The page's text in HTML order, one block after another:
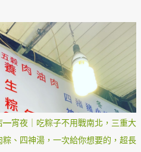
—宵夜｜吃粽子不用戰南北，三重大
粽、四神湯，一次給你想要的，超長